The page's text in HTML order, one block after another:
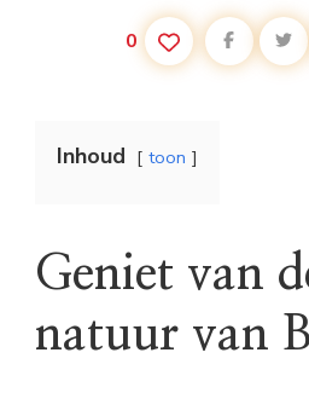
0
Inhoud toon
Geniet van
natuur van